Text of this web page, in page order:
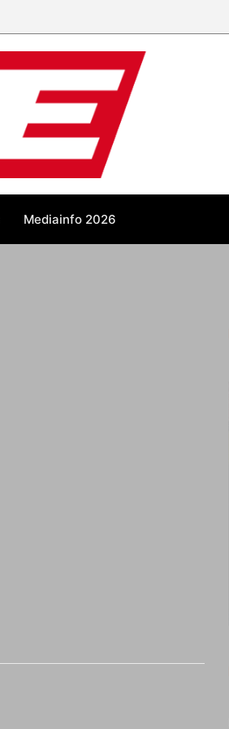
Mediainfo 2026